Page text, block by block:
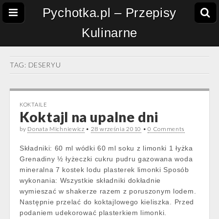
Pychotka.pl – Przepisy
Kulinarne
TAG: DESERYU
KOKTAILE
Koktajl na upalne dni
by Donata Michniewicz • 28 września 2010 •0 Comments
Składniki: 60 ml wódki 60 ml soku z limonki 1 łyżka
Grenadiny ½ łyżeczki cukru pudru gazowana woda
mineralna 7 kostek lodu plasterek limonki Sposób
wykonania: Wszystkie składniki dokładnie
wymieszać w shakerze razem z poruszonym lodem.
Następnie przelać do koktajlowego kieliszka. Przed
podaniem udekorować plasterkiem limonki.